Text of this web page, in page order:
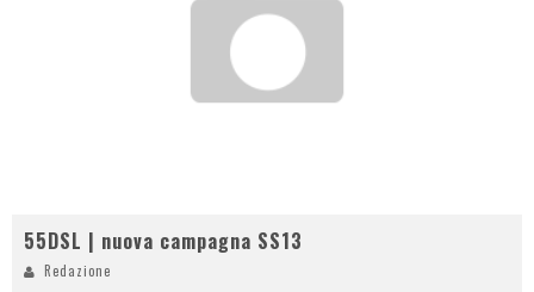
55DSL | nuova campagna SS13
Redazione